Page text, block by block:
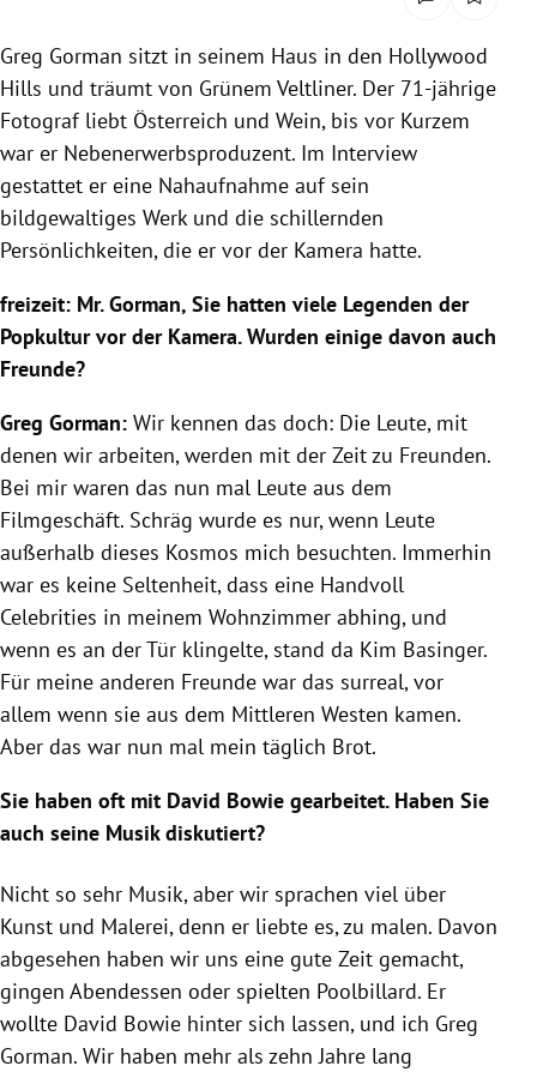
Greg Gorman sitzt in seinem Haus in den Hollywood
Hills und träumt von Grünem Veltliner. Der 71-jährige
Fotograf liebt Österreich und Wein, bis vor Kurzem
war er Nebenerwerbsproduzent. Im Interview
gestattet er eine Nahaufnahme auf sein
bildgewaltiges Werk und die schillernden
Persönlichkeiten, die er vor der Kamera hatte.
freizeit: Mr. Gorman, Sie hatten viele Legenden der
Popkultur vor der Kamera. Wurden einige davon auch
Freunde?
Greg Gorman: Wir kennen das doch: Die Leute, mit
denen wir arbeiten, werden mit der Zeit zu Freunden.
Bei mir waren das nun mal Leute aus dem
Filmgeschäft. Schräg wurde es nur, wenn Leute
außerhalb dieses Kosmos mich besuchten. Immerhin
war es keine Seltenheit, dass eine Handvoll
Celebrities in meinem Wohnzimmer abhing, und
wenn es an der Tür klingelte, stand da Kim Basinger.
Für meine anderen Freunde war das surreal, vor
allem wenn sie aus dem Mittleren Westen kamen.
Aber das war nun mal mein täglich Brot.
Sie haben oft mit David Bowie gearbeitet. Haben Sie
auch seine Musik diskutiert?
Nicht so sehr Musik, aber wir sprachen viel über
Kunst und Malerei, denn er liebte es, zu malen. Davon
abgesehen haben wir uns eine gute Zeit gemacht,
gingen Abendessen oder spielten Poolbillard. Er
wollte David Bowie hinter sich lassen, und ich Greg
Gorman. Wir haben mehr als zehn Jahre lang